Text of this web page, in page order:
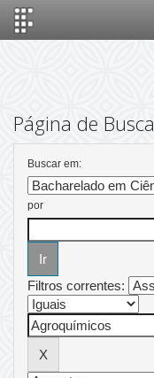
Página de Busca
Buscar em:
por
Filtros correntes: